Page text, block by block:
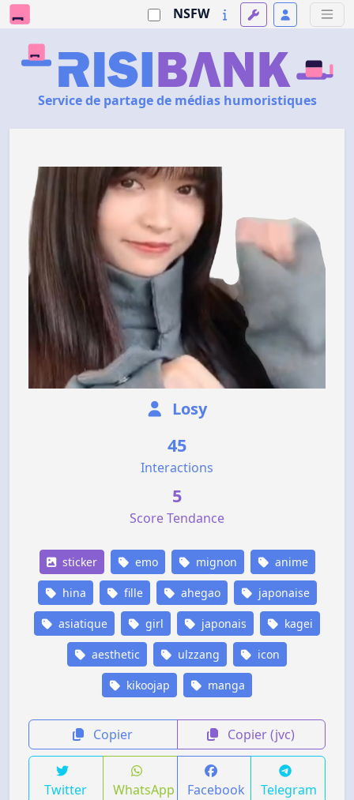
NSFW
Service de partage de médias humoristiques
Losy
45
Interactions
5
Score Tendance
sticker emo mignon anime
hina fille ahegao japonaise
asiatique girl japonais kagei
aesthetic ulzzang icon
kikoojap manga
Copier Copier (jvc)
Twitter WhatsApp Facebook Telegram